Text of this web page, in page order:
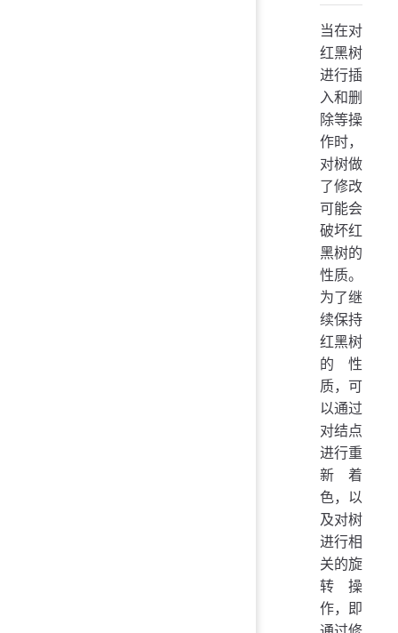
当在对
红黑树
进行插
入和删
除等操
作时，
对树做
了修改
可能会
破坏红
黑树的
性质。
为了继
续保持
红黑树
的性
质，可
以通过
对结点
进行重
新着
色，以
及对树
进行相
关的旋
转操
作，即